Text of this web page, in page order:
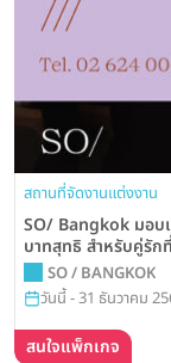
สถานที่จัดงานแต่งงาน
SO/ Bangkok มอบ
บาทสุทธิ สำหรับคู่รัก
พร้อมสิทธิพิเศษมากม
SO / BANGKOK
วันนี้ - 31 ธันวาคม
สนใจแพ็กเกจ